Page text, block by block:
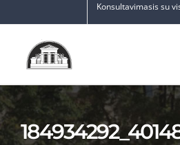
Konsultavimasis su